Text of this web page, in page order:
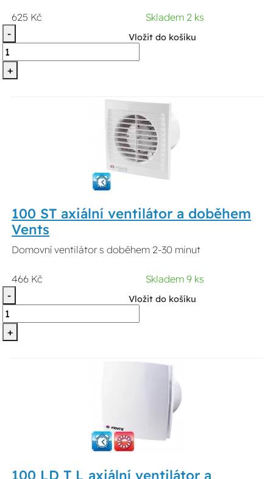
625 Kč
Skladem 2 ks
-
+
Vložit do košíku
100 ST axiální ventilátor a doběhem
Vents
Domovní ventilátor s doběhem 2-30 minut
466 Kč
Skladem 9 ks
-
+
Vložit do košíku
100 LD T L axiální ventilátor a